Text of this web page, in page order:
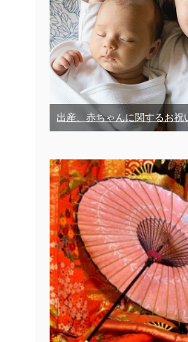
出産、赤ちゃんに関するお祝